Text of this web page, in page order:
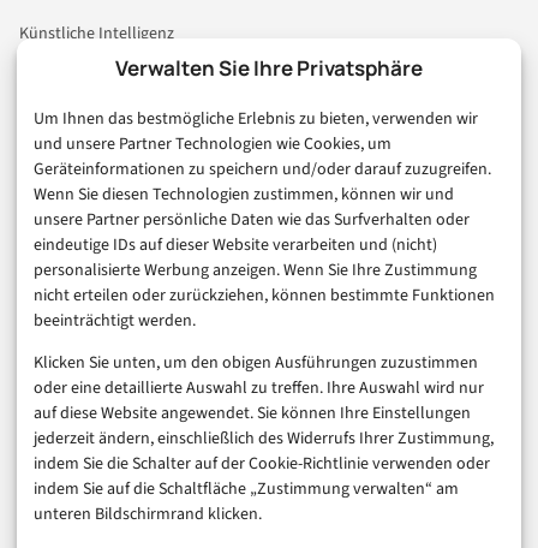
Verwalten Sie Ihre Privatsphäre
Um Ihnen das bestmögliche Erlebnis zu bieten, verwenden wir
und unsere Partner Technologien wie Cookies, um
Geräteinformationen zu speichern und/oder darauf zuzugreifen.
Wenn Sie diesen Technologien zustimmen, können wir und
unsere Partner persönliche Daten wie das Surfverhalten oder
eindeutige IDs auf dieser Website verarbeiten und (nicht)
personalisierte Werbung anzeigen. Wenn Sie Ihre Zustimmung
nicht erteilen oder zurückziehen, können bestimmte Funktionen
beeinträchtigt werden.
Klicken Sie unten, um den obigen Ausführungen zuzustimmen
oder eine detaillierte Auswahl zu treffen. Ihre Auswahl wird nur
auf diese Website angewendet. Sie können Ihre Einstellungen
jederzeit ändern, einschließlich des Widerrufs Ihrer Zustimmung,
indem Sie die Schalter auf der Cookie-Richtlinie verwenden oder
indem Sie auf die Schaltfläche „Zustimmung verwalten“ am
unteren Bildschirmrand klicken.
Künstliche Intelligenz
Technologie & IT
Consumer & Digital Life
Marketing
Finanzen & FinTech
Business & Karriere
Sicherheit & Recht
Digitalisierung
Marketing
Magazin
Unsere Redaktion
Werbeformate & Media Kit
Rechtliches